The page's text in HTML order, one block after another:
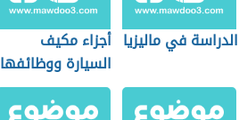
الدراسة في ماليزيا أجزاء مكيف
السيارة ووظائفها